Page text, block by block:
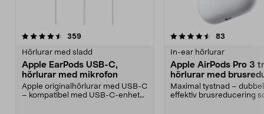
359recensioner
Hörlurar med sladd
Apple EarPods USB-C,
hörlurar med mikrofon
Apple originalhörlurar med USB-C
– kompatibel med USB-C-enheter
4.5 av 5 stjärnor 83
In-ear hörlurar
Apple AirPods Pro 3
hörlurar med
Maximal tystnad –
effektiv brusreducering
4.5 av 5 stjärnor